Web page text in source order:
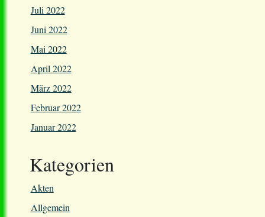
Juli 2022
Juni 2022
Mai 2022
April 2022
März 2022
Februar 2022
Januar 2022
Kategorien
Akten
Allgemein